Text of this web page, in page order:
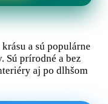
a sú populárne
Sú prírodné a bez
aj po dlhšom